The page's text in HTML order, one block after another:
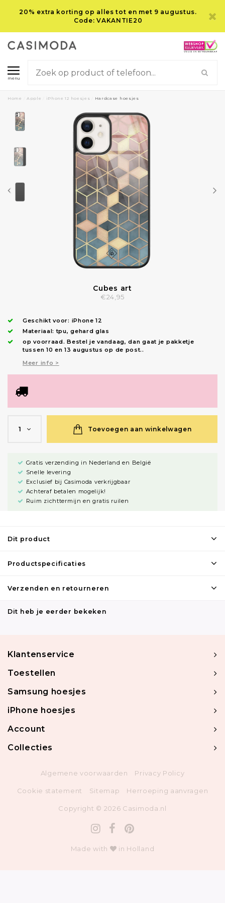
20% extra korting op alles tot en met 9 augustus.
Code: VAKANTIE20
menu
Home Apple iPhone 12 hoesjes Hardcase hoesjes
Cubes art
€24,95
Geschikt voor: iPhone 12
Materiaal: tpu, gehard glas
op voorraad.Bestel je vandaag, dan gaat je pakketje
tussen 10 en 13 augustus op de post..
Meer info >
1 Toevoegen aan winkelwagen
Gratis verzending in Nederland en België
Snelle levering
Exclusief bij Casimoda verkrijgbaar
Achteraf betalen mogelijk!
Ruim zichttermijn en gratis ruilen
Dit product
Productspecificaties
Verzenden en retourneren
Dit heb je eerder bekeken
Klantenservice
Toestellen
Samsung hoesjes
iPhone hoesjes
Account
Collecties
Algemene voorwaarden Privacy Policy
Cookie statement Sitemap Herroeping aanvragen
Copyright © 2026 Casimoda.nl
Made with in Holland